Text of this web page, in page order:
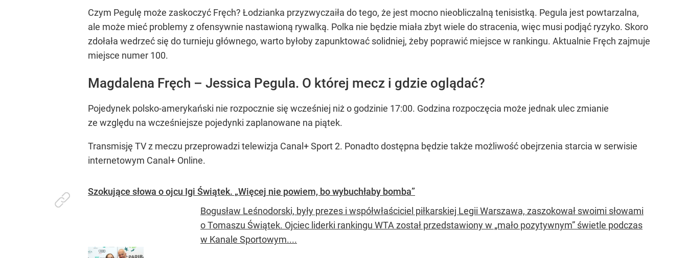
Czym Pegulę może zaskoczyć Fręch? Łodzianka przyzwyczaiła do tego, że jest mocno nieobliczalną tenisistką. Pegula jest powtarzalna,
ale może mieć problemy z ofensywnie nastawioną rywalką. Polka nie będzie miała zbyt wiele do stracenia, więc musi podjąć ryzyko. Skoro
zdołała wedrzeć się do turnieju głównego, warto byłoby zapunktować solidniej, żeby poprawić miejsce w rankingu. Aktualnie Fręch zajmuje
miejsce numer 100.
Magdalena Fręch – Jessica Pegula. O której mecz i gdzie oglądać?
Pojedynek polsko-amerykański nie rozpocznie się wcześniej niż o godzinie 17:00. Godzina rozpoczęcia może jednak ulec zmianie
ze względu na wcześniejsze pojedynki zaplanowane na piątek.
Transmisję TV z meczu przeprowadzi telewizja Canal+ Sport 2. Ponadto dostępna będzie także możliwość obejrzenia starcia w serwisie
internetowym Canal+ Online.
Szokujące słowa o ojcu Igi Świątek. „Więcej nie powiem, bo wybuchłaby bomba”
Bogusław Leśnodorski, były prezes i współwłaściciel piłkarskiej Legii Warszawa, zaszokował swoimi słowami
o Tomaszu Świątek. Ojciec liderki rankingu WTA został przedstawiony w „mało pozytywnym” świetle podczas
w Kanale Sportowym....